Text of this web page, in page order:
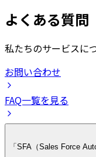
よくある質問
私たちのサービスに
お問い合わせ
FAQ一覧を見る
「SFA（Sales Force